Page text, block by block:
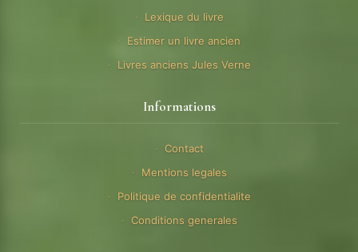
Lexique du livre
Estimer un livre ancien
Livres anciens Jules Verne
Informations
Contact
Mentions legales
Politique de confidentialite
Conditions generales